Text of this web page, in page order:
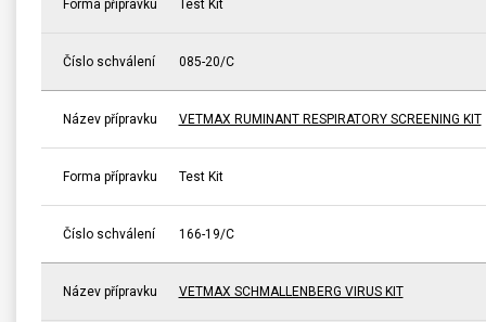
Forma přípravku Test Kit
Číslo schválení 085-20/C
Název přípravku VETMAX RUMINANT RESPIRATORY SCREENING KIT
Forma přípravku Test Kit
Číslo schválení 166-19/C
Název přípravku VETMAX SCHMALLENBERG VIRUS KIT